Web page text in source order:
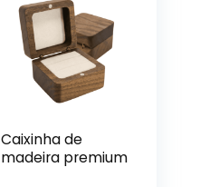
Caixinha de
madeira premium